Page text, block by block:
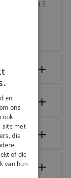
in 3
en
ons
ook
site met
die
of die
van hun